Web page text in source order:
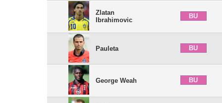
Zlatan
Ibrahimovic
BU
Pauleta BU
George Weah BU